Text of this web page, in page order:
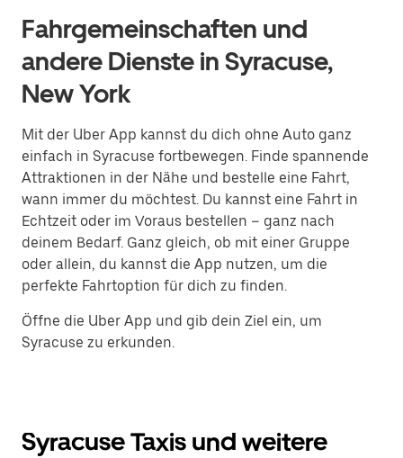
Fahrgemeinschaften und
andere Dienste in Syracuse,
New York
Mit der Uber App kannst du dich ohne Auto ganz
einfach in Syracuse fortbewegen. Finde spannende
Attraktionen in der Nähe und bestelle eine Fahrt,
wann immer du möchtest. Du kannst eine Fahrt in
Echtzeit oder im Voraus bestellen – ganz nach
deinem Bedarf. Ganz gleich, ob mit einer Gruppe
oder allein, du kannst die App nutzen, um die
perfekte Fahrtoption für dich zu finden.
Öffne die Uber App und gib dein Ziel ein, um
Syracuse zu erkunden.
Syracuse Taxis und weitere